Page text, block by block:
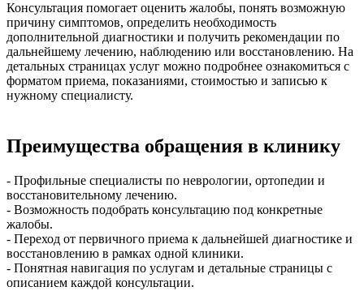
Консультация помогает оценить жалобы, понять возможную
причину симптомов, определить необходимость
дополнительной диагностики и получить рекомендации по
дальнейшему лечению, наблюдению или восстановлению. На
детальных страницах услуг можно подробнее ознакомиться с
форматом приема, показаниями, стоимостью и записью к
нужному специалисту.
Преимущества обращения в клинику
- Профильные специалисты по неврологии, ортопедии и
восстановительному лечению.
- Возможность подобрать консультацию под конкретные
жалобы.
- Переход от первичного приема к дальнейшей диагностике и
восстановлению в рамках одной клиники.
- Понятная навигация по услугам и детальные страницы с
описанием каждой консультации.